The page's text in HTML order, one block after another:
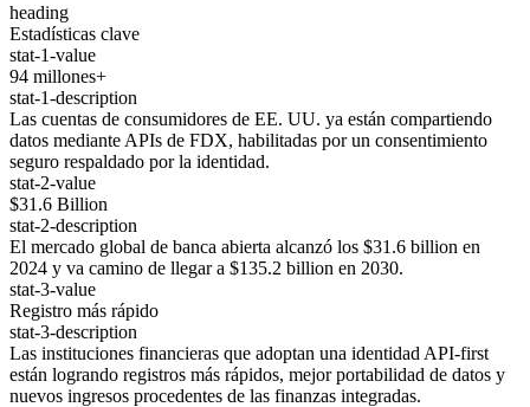
heading
Estadísticas clave
stat-1-value
94 millones+
stat-1-description
Las cuentas de consumidores de EE. UU. ya están compartiendo
datos mediante APIs de FDX, habilitadas por un consentimiento
seguro respaldado por la identidad.
stat-2-value
$31.6 Billion
stat-2-description
El mercado global de banca abierta alcanzó los $31.6 billion en
2024 y va camino de llegar a $135.2 billion en 2030.
stat-3-value
Registro más rápido
stat-3-description
Las instituciones financieras que adoptan una identidad API-first
están logrando registros más rápidos, mejor portabilidad de datos y
nuevos ingresos procedentes de las finanzas integradas.